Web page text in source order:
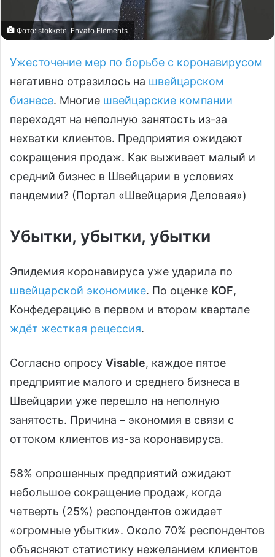
Фото: stokkete, Envato Elements
Ужесточение мер по борьбе с коронавирусом
негативно отразилось на швейцарском
бизнесе. Многие швейцарские компании
переходят на неполную занятость из-за
нехватки клиентов. Предприятия ожидают
сокращения продаж. Как выживает малый и
средний бизнес в Швейцарии в условиях
пандемии? (Портал «Швейцария Деловая»)
Убытки, убытки, убытки
Эпидемия коронавируса уже ударила по
швейцарской экономике. По оценке KOF,
Конфедерацию в первом и втором квартале
ждёт жесткая рецессия.
Согласно опросу Visable, каждое пятое
предприятие малого и среднего бизнеса в
Швейцарии уже перешло на неполную
занятость. Причина – экономия в связи с
оттоком клиентов из-за коронавируса.
58% опрошенных предприятий ожидают
небольшое сокращение продаж, когда
четверть (25%) респондентов ожидает
«огромные убытки». Около 70% респондентов
объясняют статистику нежеланием клиентов